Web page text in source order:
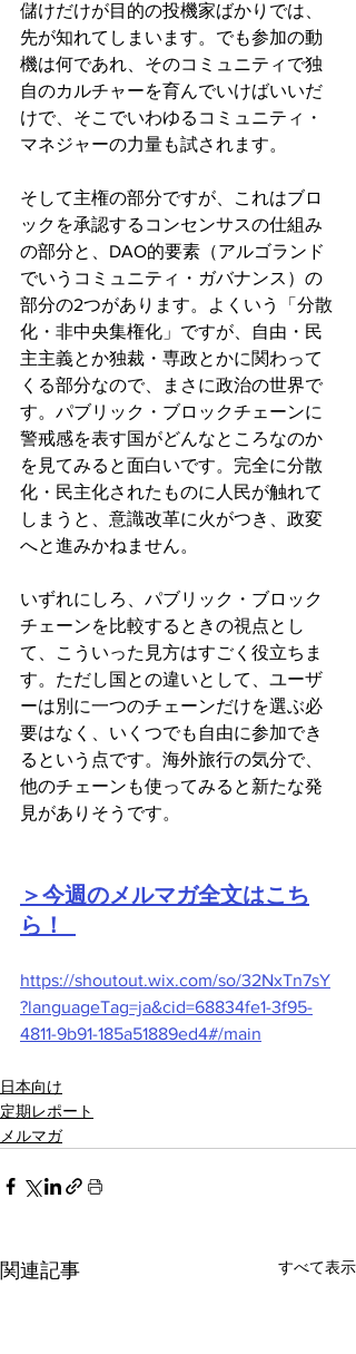
儲けだけが目的の投機家ばかりでは、
先が知れてしまいます。でも参加の動
機は何であれ、そのコミュニティで独
自のカルチャーを育んでいけばいいだ
けで、そこでいわゆるコミュニティ・
マネジャーの力量も試されます。
そして主権の部分ですが、これはブロ
ックを承認するコンセンサスの仕組み
の部分と、DAO的要素（アルゴランド
でいうコミュニティ・ガバナンス）の
部分の2つがあります。よくいう「分散
化・非中央集権化」ですが、自由・民
主主義とか独裁・専政とかに関わって
くる部分なので、まさに政治の世界で
す。パブリック・ブロックチェーンに
警戒感を表す国がどんなところなのか
を見てみると面白いです。完全に分散
化・民主化されたものに人民が触れて
しまうと、意識改革に火がつき、政変
へと進みかねません。
いずれにしろ、パブリック・ブロック
チェーンを比較するときの視点とし
て、こういった見方はすごく役立ちま
す。ただし国との違いとして、ユーザ
ーは別に一つのチェーンだけを選ぶ必
要はなく、いくつでも自由に参加でき
るという点です。海外旅行の気分で、
他のチェーンも使ってみると新たな発
見がありそうです。
＞今週のメルマガ全文はこち
ら！
https://shoutout.wix.com/so/32NxTn7sY
?languageTag=ja&cid=68834fe1-3f95-
4811-9b91-185a51889ed4#/main
日本向け
定期レポート
メルマガ
関連記事 すべて表示